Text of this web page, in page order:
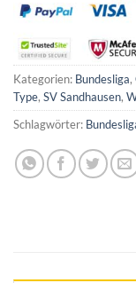
Kategorien: Bundesliga,
Type, SV Sandhausen,
Schlagwörter: